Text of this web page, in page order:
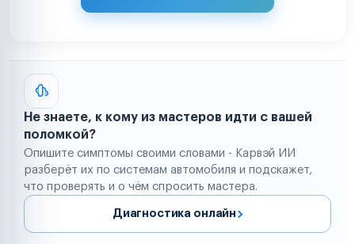
Не знаете, к кому из мастеров идти с вашей
поломкой?
Опишите симптомы своими словами - Карвэй ИИ
разберёт их по системам автомобиля и подскажет,
что проверять и о чём спросить мастера.
Диагностика онлайн